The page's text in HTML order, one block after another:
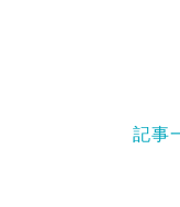
記事